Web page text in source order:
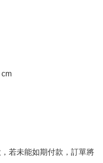
cm
若未能如期付款，訂單將